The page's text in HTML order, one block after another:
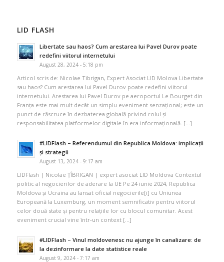
LID FLASH
Libertate sau haos? Cum arestarea lui Pavel Durov poate
redefini viitorul internetului
August 28, 2024 - 5:18 pm
Articol scris de: Nicolae Tibrigan, Expert Asociat LID Molova Libertate
sau haos? Cum arestarea lui Pavel Durov poate redefini viitorul
internetului. Arestarea lui Pavel Durov pe aeroportul Le Bourget din
Franța este mai mult decât un simplu eveniment senzațional; este un
punct de răscruce în dezbaterea globală privind rolul și
responsabilitatea platformelor digitale în era informațională. […]
#LIDFlash – Referendumul din Republica Moldova: implicații
și strategii
August 13, 2024 - 9:17 am
LIDFlash | Nicolae ȚÎBRIGAN | expert asociat LID Moldova Contextul
politic al negocierilor de aderare la UE Pe 24 iunie 2024, Republica
Moldova și Ucraina au lansat oficial negocierile[i] cu Uniunea
Europeană la Luxemburg, un moment semnificativ pentru viitorul
celor două state și pentru relațiile lor cu blocul comunitar. Acest
eveniment crucial vine într-un context […]
#LIDFlash – Vinul moldovenesc nu ajunge în canalizare: de
la dezinformare la date statistice reale
August 9, 2024 - 7:17 am